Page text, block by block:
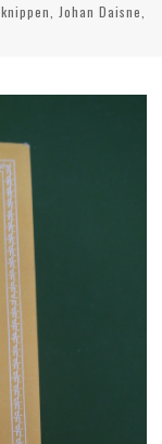
Johan Daisne,